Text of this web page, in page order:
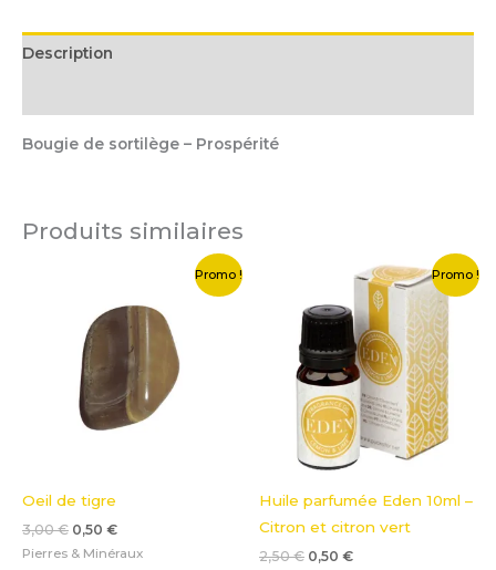
Description
Bougie de sortilège – Prospérité
Produits similaires
Promo !
Oeil de tigre
3,00€
était :
3,00 €.
0,50 €
actuel
0,50 €.
Pierres & Minéraux
Promo !
Huile parfumée Eden 10ml –
Citron et citron vert
2,50€
initial
était :
2,50 €.
0,50 €
Le
prix
actuel
est :
0,50 €.